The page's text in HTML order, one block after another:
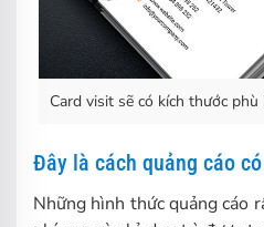
Card visit sẽ có kích thước
Đây là cách quảng cáo
Những hình thức quảng cáo